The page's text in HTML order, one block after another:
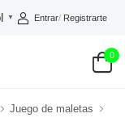
CONFIANZA
▼ Entrar/ Registrarte
0
Juego de maletas